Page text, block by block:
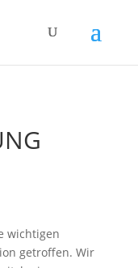
wichtigen
getroffen. Wir